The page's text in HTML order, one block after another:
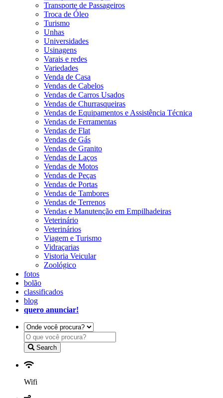
Transporte de Passageiros
Troca de Óleo
Turismo
Unhas
Universidades
Usinagens
Varais e redes
Variedades
Venda de Casa
Vendas de Cabelos
Vendas de Carros Usados
Vendas de Churrasqueiras
Vendas de Equipamentos e Assistência Técnica
Vendas de Ferramentas
Vendas de Flat
Vendas de Gás
Vendas de Granito
Vendas de Laços
Vendas de Motos
Vendas de Peças
Vendas de Portas
Vendas de Tambores
Vendas de Terrenos
Vendas e Manutenção em Empilhadeiras
Veterinário
Veterinários
Viagem e Turismo
Vidraçarias
Vistoria Veicular
Zoológico
fotos
bolão
classificados
blog
quero anunciar!
Search
Wifi